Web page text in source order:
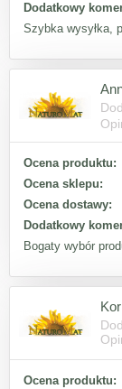
Dodatkowy
Szybka wysyłka,
Ocena produktu:
Ocena sklepu:
Ocena dostawy:
Dodatkowy
Bogaty wybór
Ocena produktu: